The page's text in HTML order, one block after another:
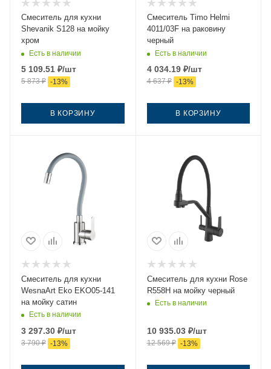
Смеситель для кухни
Shevanik S128 на мойку
хром
Есть в наличии
5 109.51 ₽/шт
5 873₽ -13%
В КОРЗИНУ
Смеситель Timo Helmi
4011/03F на раковину
черный
Есть в наличии
4 034.19₽/шт
4 637₽ -13%
В КОРЗИНУ
Смеситель для кухни
WesnaArt Eko EKO05-141
на мойку сатин
Есть в наличии
3 297.30 ₽/шт
3 790₽ -13%
Смеситель для кухни Rose
R558H на мойку черный
Есть в наличии
10 935.03₽/шт
12 569₽ -13%